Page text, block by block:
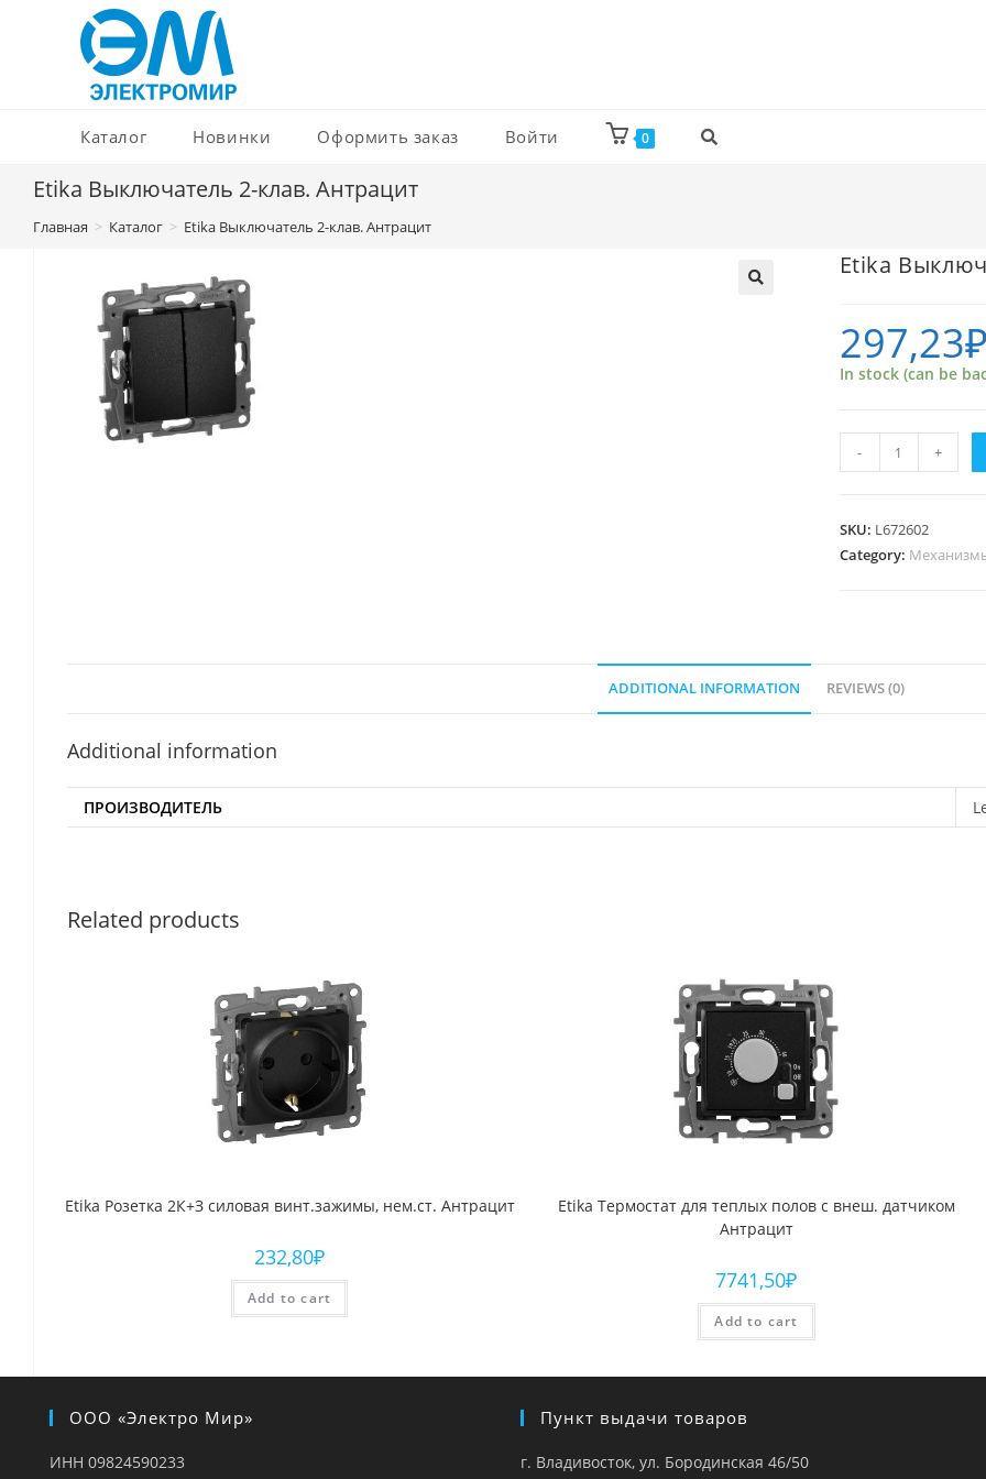
содержимому
Каталог Новинки Оформить заказ Войти 0
Etika Выключатель 2-клав. Антрацит
Главная > Каталог > Etika Выключатель 2-клав. Антрацит
Etika
297,23₽
In stock (can be
Выключатель
клав.
Антрацит
- +
SKU: L672602
Category:
ADDITIONAL INFORMATION REVIEWS (0)
Additional information
ПРОИЗВОДИТЕЛЬ
Related products
Etika Розетка 2К+З силовая винт.зажимы, нем.ст. Антрацит
232,80₽
Add to cart
Etika Термостат для теплых полов с внеш. датчиком
Антрацит
7741,50₽
Add to cart
ООО «Электро Мир»
ИНН 09824590233
Пункт выдачи товаров
г. Владивосток, ул. Бородинская 46/50